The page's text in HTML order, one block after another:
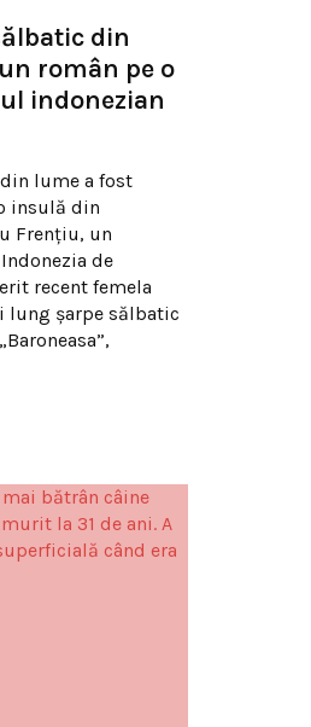
din
român pe o
indonezian
lume a fost
insulă din
Frențiu, un
de
recent femela
lung șarpe sălbatic